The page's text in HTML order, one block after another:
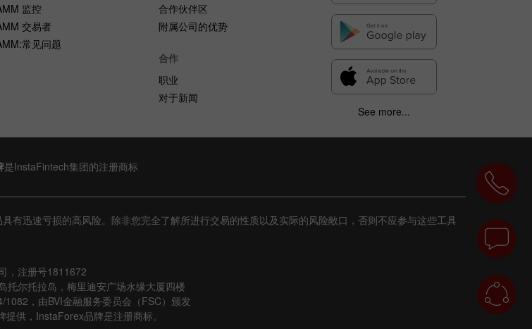
监控
交易者
常见问题
合作伙伴区
附属公司的优势
合作
职业
对于新闻
See more...
是InstaFintech集团的注册商标
有迅速亏损的高风险。除非您完全了解所进行交易的性质以及实际的风险敞口，否则不应参与这些工具
，注册号1811672
托尔托拉岛，梅里迪安广场水缘大厦四楼
1082，由BVI金融服务委员会（FSC）颁发
供，InstaForex品牌是注册商标。